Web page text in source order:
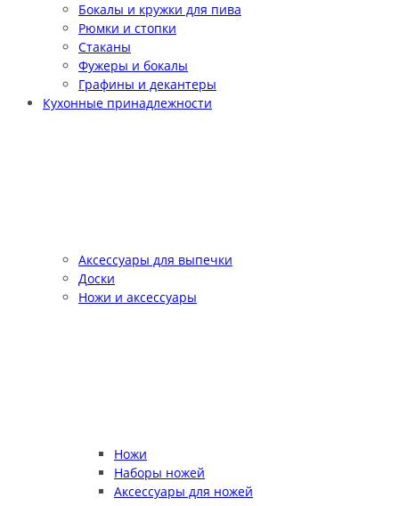
Бокалы и кружки для пива
Рюмки и стопки
Стаканы
Фужеры и бокалы
Графины и декантеры
Кухонные принадлежности
Аксессуары для выпечки
Доски
Ножи и аксессуары
Ножи
Наборы ножей
Аксессуары для ножей